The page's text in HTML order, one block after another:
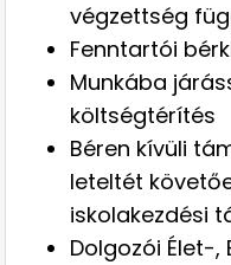
végzettség
Fenntartói
Munkába
költségtérítés
Béren kívüli
leteltét
iskolakezdési
Dolgozói Élet-,